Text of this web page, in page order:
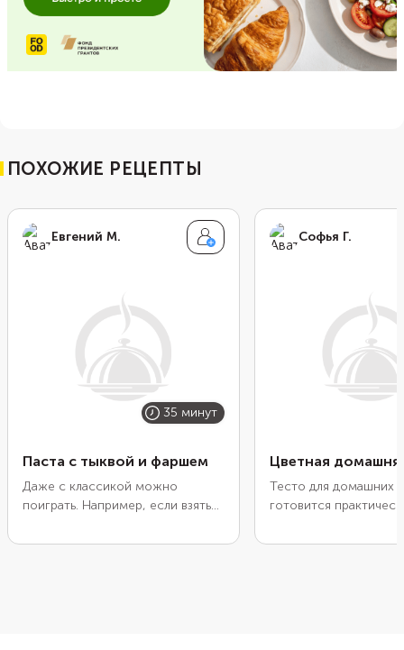
ПОХОЖИЕ РЕЦЕПТЫ
Евгений М.
35 минут
Паста с тыквой и фаршем
Даже с классикой можно
поиграть. Например, если взять
тыквой, получится новое
Софья Г.
Цветная
Тесто для домашних
готовится
процесс несложный.